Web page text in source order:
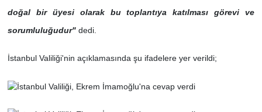
doğal bir üyesi olarak bu toplantıya katılması görevi ve
sorumluluğudur"dedi.
​İstanbul Valiliği'nin açıklamasında şu ifadelere yer verildi;